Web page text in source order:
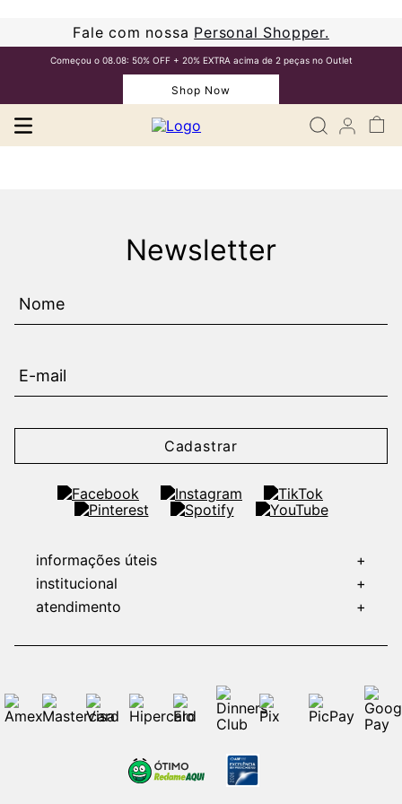
Fale com nossa Personal Shopper.
Começou o 08.08: 50% OFF + 20% EXTRA acima de 2 peças no Outlet
Shop Now
Newsletter
Cadastrar
informações úteis
+
institucional
+
atendimento
+